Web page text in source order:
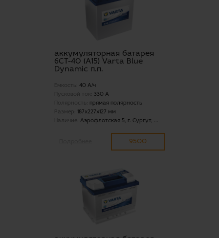
аккумуляторная батарея
6СТ-40 (А15) Varta Blue
Dynamic п.п.
Емкость: 40 А/ч
Пусковой ток: 330 А
Полярность: прямая полярность
Размер: 187x227x127 мм
Наличие: Аэрофлотская 5, г. Сургут, ...
9500